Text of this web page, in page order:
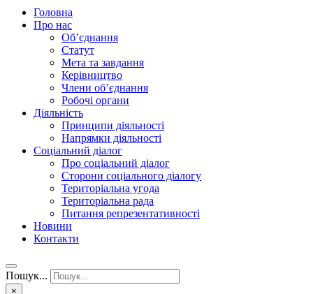
Головна
Про нас
Об’єднання
Статут
Мета та завдання
Керівництво
Члени об’єднання
Робочі органи
Діяльність
Принципи діяльності
Напрямки діяльності
Соціальний діалог
Про соціальний діалог
Сторони соціального діалогу
Територіальна угода
Територіальна рада
Питання репрезентативності
Новини
Контакти
Пошук...
×